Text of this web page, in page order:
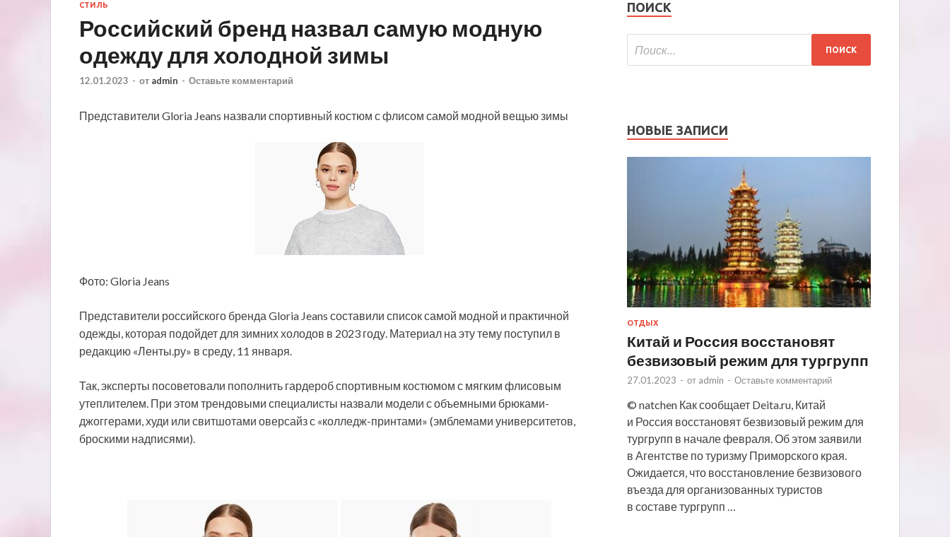
СТИЛЬ
Российский бренд назвал самую модную
одежду для холодной зимы
12.01.2023 - от admin - Оставьте комментарий
Представители Gloria Jeans назвали спортивный костюм с флисом самой модной вещью зимы
Фото: Gloria Jeans
Представители российского бренда Gloria Jeans составили список самой модной и практичной
одежды, которая подойдет для зимних холодов в 2023 году. Материал на эту тему поступил в
редакцию «Ленты.ру» в среду, 11 января.
Так, эксперты посоветовали пополнить гардероб спортивным костюмом с мягким флисовым
утеплителем. При этом трендовыми специалисты назвали модели с объемными брюками-
джоггерами, худи или свитшотами оверсайз с «колледж-принтами» (эмблемами университетов,
броскими надписями).
ПОИСК
НОВЫЕ ЗАПИСИ
ОТДЫХ
Китай и Россия восстановят
безвизовый режим для тургрупп
27.01.2023 - от admin - Оставьте комментарий
© natchen Как сообщает Deita.ru, Китай
и Россия восстановят безвизовый режим для
тургрупп в начале февраля. Об этом заявили
в Агентстве по туризму Приморского края.
Ожидается, что восстановление безвизового
въезда для организованных туристов
в составе тургрупп …